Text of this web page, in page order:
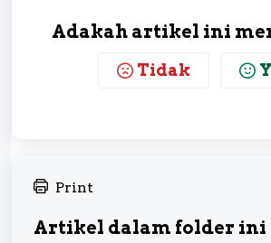
Adakah artikel ini
Tidak
Print
Artikel dalam folder ini